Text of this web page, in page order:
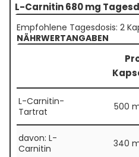
L-Carnitin 680 mg
Empfohlene Tagesdosis: 2
NÄHRWERTANGABEN
L-Carnitin-
Tartrat
500
davon: L-
Carnitin
340